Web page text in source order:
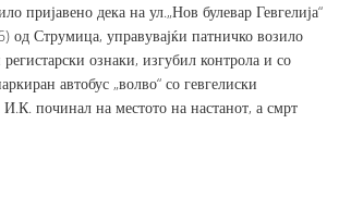
пријавено дека на ул.„Нов булевар Гевгелија“
од Струмица, управувајќи патничко возило
регистарски ознаки, изгубил контрола и со
автобус „волво“ со гевгелиски
И.К. починал на местото на настанот, а смрт